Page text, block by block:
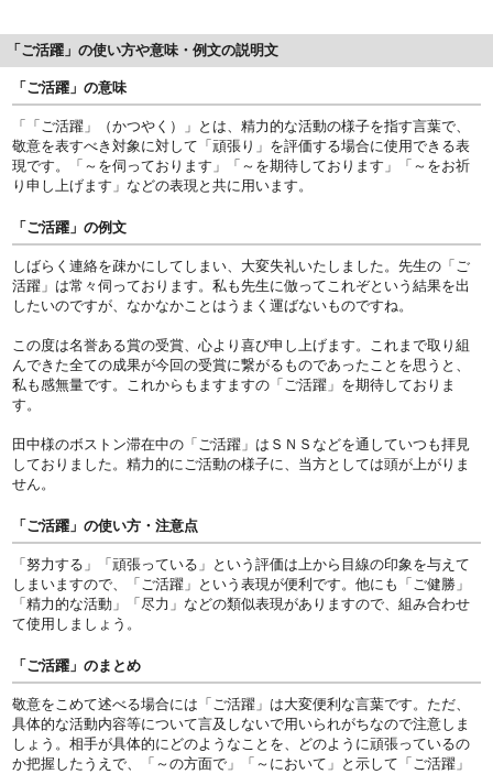
「ご活躍」の使い方や意味・例文の説明文
「ご活躍」の意味
「「ご活躍」（かつやく）」とは、精力的な活動の様子を指す言葉で、
敬意を表すべき対象に対して「頑張り」を評価する場合に使用できる表
現です。「～を伺っております」「～を期待しております」「～をお祈
り申し上げます」などの表現と共に用います。
「ご活躍」の例文
しばらく連絡を疎かにしてしまい、大変失礼いたしました。先生の「ご
活躍」は常々伺っております。私も先生に倣ってこれぞという結果を出
したいのですが、なかなかことはうまく運ばないものですね。
この度は名誉ある賞の受賞、心より喜び申し上げます。これまで取り組
んできた全ての成果が今回の受賞に繋がるものであったことを思うと、
私も感無量です。これからもますますの「ご活躍」を期待しておりま
す。
田中様のボストン滞在中の「ご活躍」はＳＮＳなどを通していつも拝見
しておりました。精力的にご活動の様子に、当方としては頭が上がりま
せん。
「ご活躍」の使い方・注意点
「努力する」「頑張っている」という評価は上から目線の印象を与えて
しまいますので、「ご活躍」という表現が便利です。他にも「ご健勝」
「精力的な活動」「尽力」などの類似表現がありますので、組み合わせ
て使用しましょう。
「ご活躍」のまとめ
敬意をこめて述べる場合には「ご活躍」は大変便利な言葉です。ただ、
具体的な活動内容等について言及しないで用いられがちなので注意しま
しょう。相手が具体的にどのようなことを、どのように頑張っているの
か把握したうえで、「～の方面で」「～において」と示して「ご活躍」